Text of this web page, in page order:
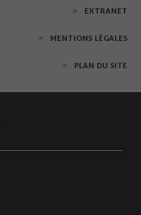
EXTRANET
MENTIONS LÉGALES
PLAN DU SITE